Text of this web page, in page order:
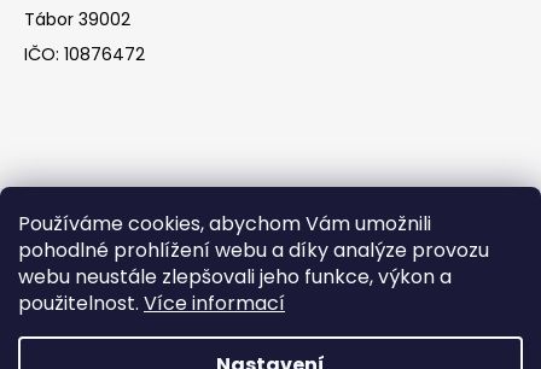
Používáme cookies, abychom Vám umožnili
pohodlné prohlížení webu a díky analýze provozu
webu neustále zlepšovali jeho funkce, výkon a
použitelnost. Více informací
Tábor 39002
IČO: 10876472
Facebook